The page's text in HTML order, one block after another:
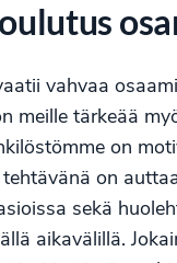
vahvaa
meille tärkeää
on
on
sekä
aikavälillä.